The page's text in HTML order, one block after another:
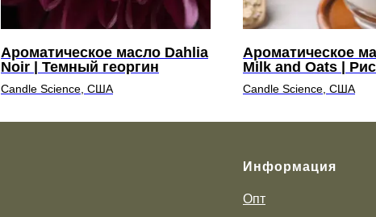
Ароматическое масло Dahlia
Noir | Темный георгин
Candle Science, США
Ароматическое
Milk and Oats |
молоко и овсянка
Candle Science, США
Информация
Опт